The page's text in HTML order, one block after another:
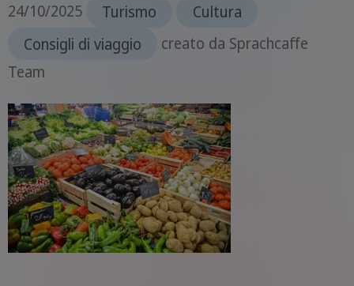
24/10/2025 Turismo
Cultura
Consigli di viaggio
creato da Sprachcaffe
Team